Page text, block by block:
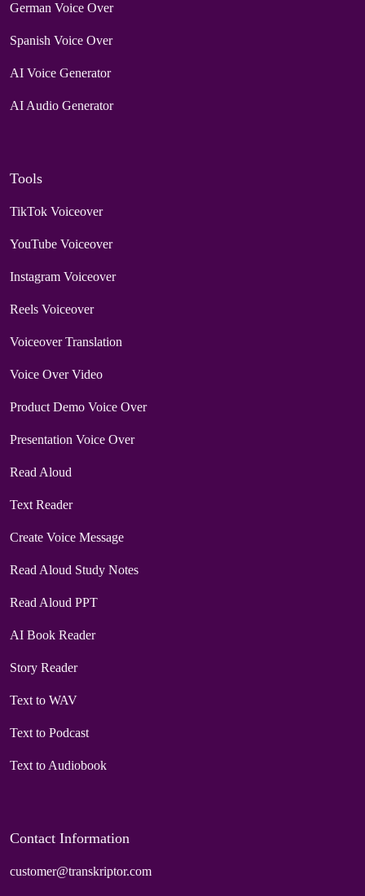
German Voice Over
Spanish Voice Over
AI Voice Generator
AI Audio Generator
Tools
TikTok Voiceover
YouTube Voiceover
Instagram Voiceover
Reels Voiceover
Voiceover Translation
Voice Over Video
Product Demo Voice Over
Presentation Voice Over
Read Aloud
Text Reader
Create Voice Message
Read Aloud Study Notes
Read Aloud PPT
AI Book Reader
Story Reader
Text to WAV
Text to Podcast
Text to Audiobook
Contact Information
customer@transkriptor.com